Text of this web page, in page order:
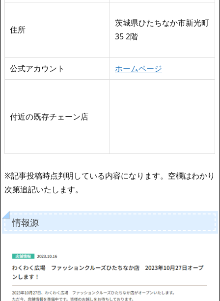
住所
茨城県ひたちなか市新光町
35 2階
公式アカウント ホームページ
付近の既存チェーン店
※記事投稿時点判明している内容になります。空欄はわかり
次第追記いたします。
情報源